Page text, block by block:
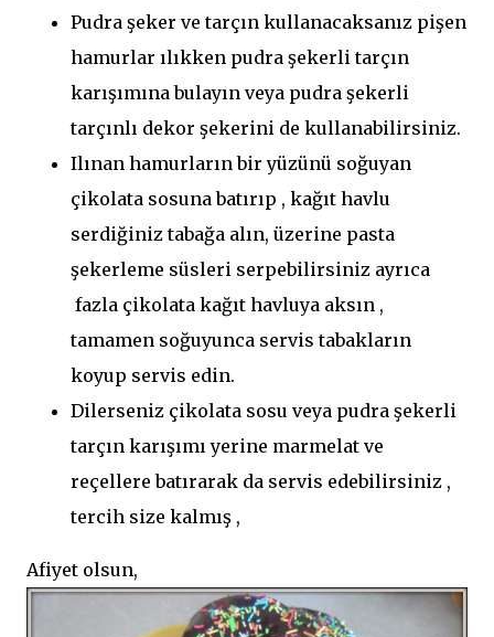
Pudra şeker ve tarçın kullanacaksanız pişen
hamurlar ılıkken pudra şekerli tarçın
karışımına bulayın veya pudra şekerli
tarçınlı dekor şekerini de kullanabilirsiniz.
Ilınan hamurların bir yüzünü soğuyan
çikolata sosuna batırıp , kağıt havlu
serdiğiniz tabağa alın, üzerine pasta
şekerleme süsleri serpebilirsiniz ayrıca
fazla çikolata kağıt havluya aksın ,
tamamen soğuyunca servis tabakların
koyup servis edin.
Dilerseniz çikolata sosu veya pudra şekerli
tarçın karışımı yerine marmelat ve
reçellere batırarak da servis edebilirsiniz ,
tercih size kalmış ,
Afiyet olsun,